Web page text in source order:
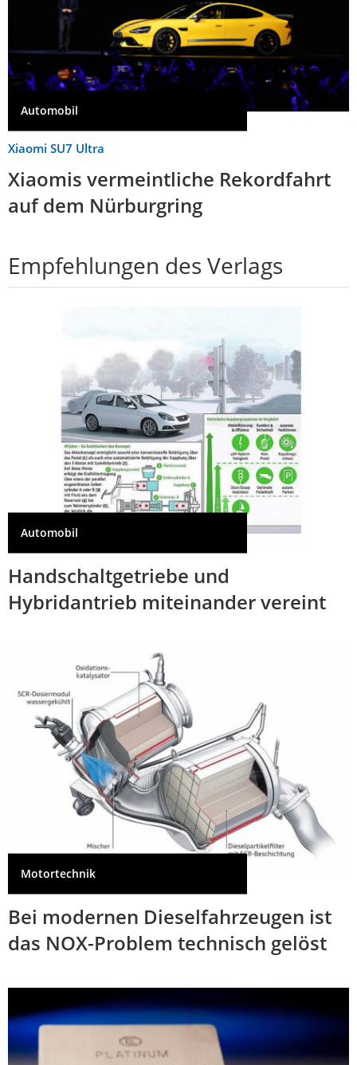
Automobil
Xiaomi SU7 Ultra
Xiaomis vermeintliche Rekordfahrt
auf dem Nürburgring
Empfehlungen des Verlags
Automobil
Handschaltgetriebe und
Hybridantrieb miteinander vereint
Motortechnik
Bei modernen Dieselfahrzeugen ist
das NOX-Problem technisch gelöst